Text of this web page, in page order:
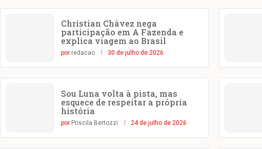
Christian Chávez nega
participação em A Fazenda e
explica viagem ao Brasil
por redacao 30 de julho de 2026
Sou Luna volta à pista, mas
esquece de respeitar a própria
história
por Priscila Bertozzi 24 de julho de 2026